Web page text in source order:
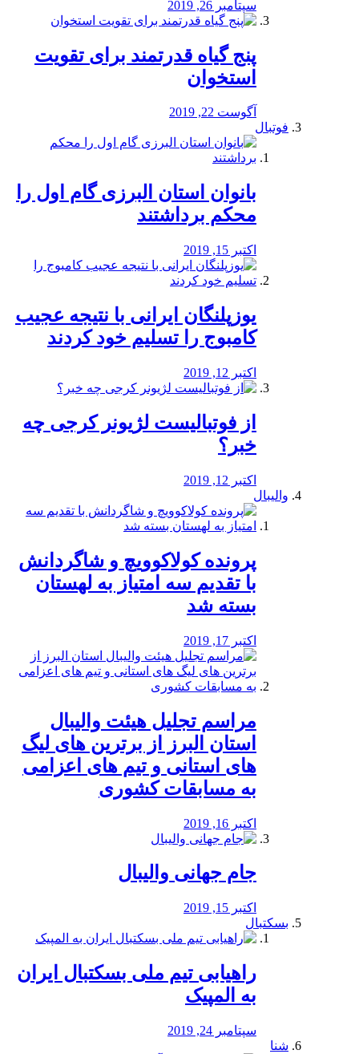
سپتامبر 26, 2019
پنج گیاه قدرتمند برای تقویت
استخوان
آگوست 22, 2019
فوتبال
بانوان استان البرزی گام اول را
محكم برداشتند
اکتبر 15, 2019
یوزپلنگان ایرانی با نتیجه عجیب
کامبوج را تسلیم خود کردند
اکتبر 12, 2019
از فوتبالیست لژیونر کرجی چه
خبر؟
اکتبر 12, 2019
والیبال
پرونده کولاکوویچ و شاگردانش
با تقدیم سه امتیاز به لهستان
بسته شد
اکتبر 17, 2019
مراسم تجلیل هیئت والیبال
استان البرز از برترین های لیگ
های استانی و تیم های اعزامی
به مسابقات کشوری
اکتبر 16, 2019
جام جهانی والیبال
اکتبر 15, 2019
بسکتبال
راهیابی تیم ملی بسکتبال ایران
به المپیک
سپتامبر 24, 2019
شنا